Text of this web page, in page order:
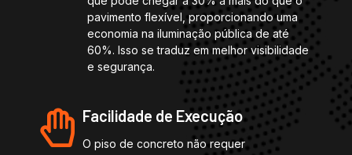
pavimento flexível, proporcionando uma
economia na iluminação pública de até
60%. Isso se traduz em melhor visibilidade
e segurança.
Facilidade de Execução
O piso de concreto não requer